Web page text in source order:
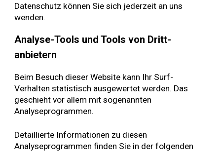
Datenschutz können Sie sich jederzeit an uns
wenden.
Analyse-Tools und Tools von Dritt­
anbietern
Beim Besuch dieser Website kann Ihr Surf-
Verhalten statistisch ausgewertet werden. Das
geschieht vor allem mit sogenannten
Analyseprogrammen.
Detaillierte Informationen zu diesen
Analyseprogrammen finden Sie in der folgenden